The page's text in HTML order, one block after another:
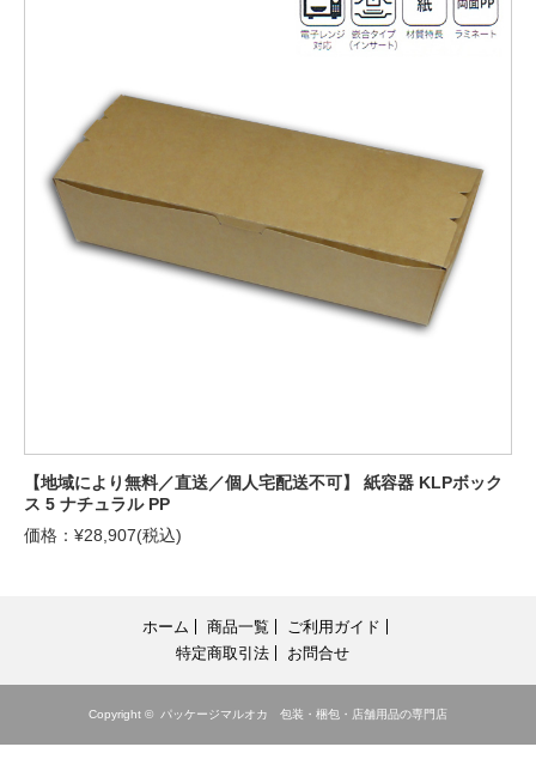
【地域により無料／直送／個人宅配送不可】 紙容器 KLPボック
ス 5 ナチュラル PP
価格：¥28,907(税込)
ホーム 商品一覧
ご利用ガイド
特定商取引法
お問合せ
Copyright © パッケージマルオカ 包装・梱包・店舗用品の専門店